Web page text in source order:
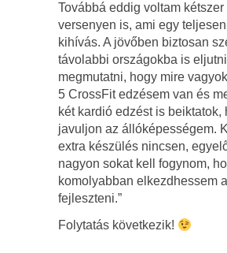
Továbbá eddig voltam kétszer
versenyen is, ami egy
kihívás. A jövőben biztosan
távolabbi országokba is
megmutatni, hogy mire
5 CrossFit edzésem van és
két kardió edzést is beiktatok,
javuljon az állóképességem.
extra készülés nincsen,
nagyon sokat kell fogynom,
komolyabban elkezdhessem
fejleszteni.”
Folytatás következik!